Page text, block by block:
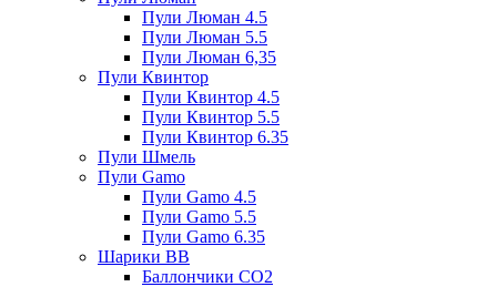
Пули Люман 4.5
Пули Люман 5.5
Пули Люман 6,35
Пули Квинтор
Пули Квинтор 4.5
Пули Квинтор 5.5
Пули Квинтор 6.35
Пули Шмель
Пули Gamo
Пули Gamo 4.5
Пули Gamo 5.5
Пули Gamo 6.35
Шарики BB
Баллончики CO2